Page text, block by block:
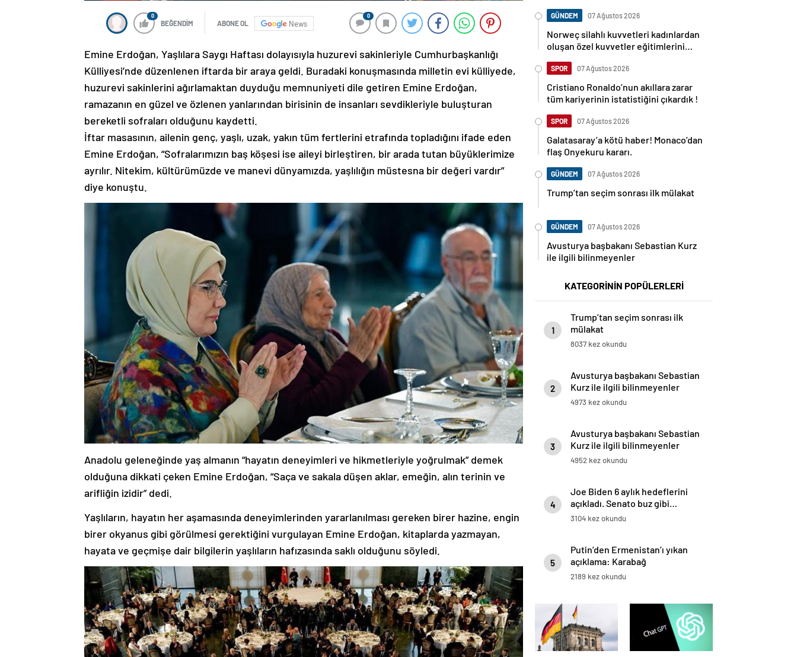
0
BEĞENDİM ABONE OL News
0
Emine Erdoğan, Yaşlılara Saygı Haftası dolayısıyla huzurevi sakinleriyle Cumhurbaşkanlığı
Külliyesi’nde düzenlenen iftarda bir araya geldi. Buradaki konuşmasında milletin evi külliyede,
huzurevi sakinlerini ağırlamaktan duyduğu memnuniyeti dile getiren Emine Erdoğan,
ramazanın en güzel ve özlenen yanlarından birisinin de insanları sevdikleriyle buluşturan
bereketli sofraları olduğunu kaydetti.
İftar masasının, ailenin genç, yaşlı, uzak, yakın tüm fertlerini etrafında topladığını ifade eden
Emine Erdoğan, “Sofralarımızın baş köşesi ise aileyi birleştiren, bir arada tutan büyüklerimize
ayrılır. Nitekim, kültürümüzde ve manevi dünyamızda, yaşlılığın müstesna bir değeri vardır”
diye konuştu.
Anadolu geleneğinde yaş almanın “hayatın deneyimleri ve hikmetleriyle yoğrulmak” demek
olduğuna dikkati çeken Emine Erdoğan, “Saça ve sakala düşen aklar, emeğin, alın terinin ve
arifliğin izidir” dedi.
Yaşlıların, hayatın her aşamasında deneyimlerinden yararlanılması gereken birer hazine, engin
birer okyanus gibi görülmesi gerektiğini vurgulayan Emine Erdoğan, kitaplarda yazmayan,
hayata ve geçmişe dair bilgilerin yaşlıların hafızasında saklı olduğunu söyledi.
GÜNDEM 07 Ağustos 2026
Norweç silahlı kuvvetleri kadınlardan
oluşan özel kuvvetler eğitimlerini
SPOR 07 Ağustos 2026
Cristiano Ronaldo’nun akıllara zarar
tüm kariyerinin istatistiğini çıkardık !
SPOR 07 Ağustos 2026
Galatasaray’a kötü haber! Monaco’dan
flaş Onyekuru kararı.
GÜNDEM 07 Ağustos 2026
Trump’tan seçim sonrası ilk mülakat
GÜNDEM 07 Ağustos 2026
Avusturya başbakanı Sebastian Kurz
ile ilgili bilinmeyenler
KATEGORİNİN POPÜLERLERİ
1
Trump’tan seçim sonrası ilk
mülakat
8037 kez okundu
2
Avusturya başbakanı Sebastian
Kurz ile ilgili bilinmeyenler
4973 kez okundu
3
Avusturya başbakanı Sebastian
Kurz ile ilgili bilinmeyenler
4952 kez okundu
4
Joe Biden 6 aylık hedeflerini
açıkladı. Senato buz gibi…
3104 kez okundu
5
Putin’den Ermenistan’ı yıkan
açıklama: Karabağ
Azerbaycan’ın ayrılmaz bir
2189 kez okundu